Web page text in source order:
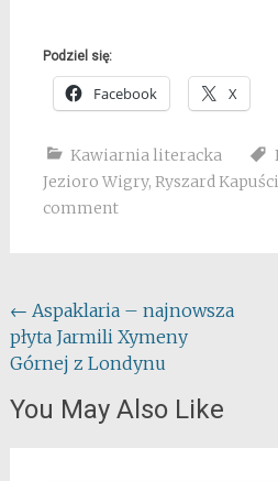
Podziel się:
Facebook X
Kawiarnia literacka
Jezioro Wigry, Ryszard
comment
Post
navigation
← Aspaklaria – najnowsza
płyta Jarmili Xymeny
Górnej z Londynu
You May Also Like